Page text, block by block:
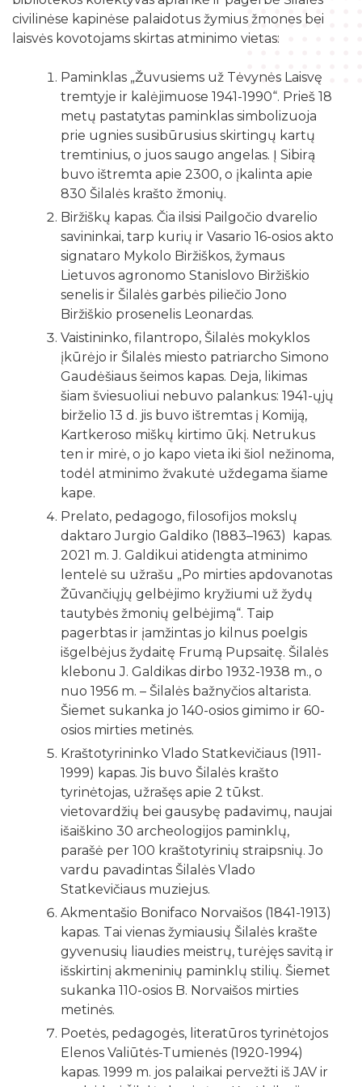
Galvosūkių kambarys
Ekskursijos
Skaitmeninio raštingumo mokymai
Kūrybinė, inžinerinė ir programavimo įranga
Žaisloteka
Mokamos paslaugos
Žymių datų kalendorius
Bibliografijos rodyklės
Kraštotyrinė medžiaga apie Šilalės rajoną
Šilališkiai Baltijos kelyje
Upynos etnokultūros paveldas
Maršrutai po Šilalės kraštą
Suskaitmenintas kultūros paveldas
Darbo užmokestis
Viešieji pirkimai
Biudžeto suvestinė
Finansinių ataskaitų rinkiniai
Tarnybiniai lengvieji automobiliai
Lėšos veiklai viešinti
Laisvos darbo vietos
Skyriai
Struktūra
Šilalės rajono literatų klubas „Versmė“
Vaikų klubas „Nykštukas“
civilinėse kapinėse palaidotus žymius žmones bei
laisvės kovotojams skirtas atminimo vietas:
Paminklas „Žuvusiems už Tėvynės Laisvę
tremtyje ir kalėjimuose 1941-1990“. Prieš 18
metų pastatytas paminklas simbolizuoja
prie ugnies susibūrusius skirtingų kartų
tremtinius, o juos saugo angelas. Į Sibirą
buvo ištremta apie 2300, o įkalinta apie
830 Šilalės krašto žmonių.
Biržiškų kapas. Čia ilsisi Pailgočio dvarelio
savininkai, tarp kurių ir Vasario 16-osios akto
signataro Mykolo Biržiškos, žymaus
Lietuvos agronomo Stanislovo Biržiškio
senelis ir Šilalės garbės piliečio Jono
Biržiškio prosenelis Leonardas.
Vaistininko, filantropo, Šilalės mokyklos
įkūrėjo ir Šilalės miesto patriarcho Simono
Gaudėšiaus šeimos kapas. Deja, likimas
šiam šviesuoliui nebuvo palankus: 1941-ųjų
birželio 13 d. jis buvo ištremtas į Komiją,
Kartkeroso miškų kirtimo ūkį. Netrukus
ten ir mirė, o jo kapo vieta iki šiol nežinoma,
todėl atminimo žvakutė uždegama šiame
kape.
Prelato, pedagogo, filosofijos mokslų
daktaro Jurgio Galdiko (1883–1963) kapas.
2021 m. J. Galdikui atidengta atminimo
lentelė su užrašu „Po mirties apdovanotas
Žūvančiųjų gelbėjimo kryžiumi už žydų
tautybės žmonių gelbėjimą“. Taip
pagerbtas ir įamžintas jo kilnus poelgis
išgelbėjus žydaitę Frumą Pupsaitę. Šilalės
klebonu J. Galdikas dirbo 1932-1938 m., o
nuo 1956 m. – Šilalės bažnyčios altarista.
Šiemet sukanka jo 140-osios gimimo ir 60-
osios mirties metinės.
Kraštotyrininko Vlado Statkevičiaus (1911-
1999) kapas. Jis buvo Šilalės krašto
tyrinėtojas, užrašęs apie 2 tūkst.
vietovardžių bei gausybę padavimų, naujai
išaiškino 30 archeologijos paminklų,
parašė per 100 kraštotyrinių straipsnių. Jo
vardu pavadintas Šilalės Vlado
Statkevičiaus muziejus.
Akmentašio Bonifaco Norvaišos (1841-1913)
kapas. Tai vienas žymiausių Šilalės krašte
gyvenusių liaudies meistrų, turėjęs savitą ir
išskirtinį akmeninių paminklų stilių. Šiemet
sukanka 110-osios B. Norvaišos mirties
metinės.
Poetės, pedagogės, literatūros tyrinėtojos
Elenos Valiūtės-Tumienės (1920-1994)
kapas. 1999 m. jos palaikai pervežti iš JAV ir